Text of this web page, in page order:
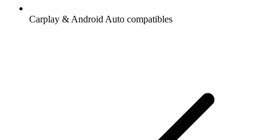
Carplay & Android Auto compatibles